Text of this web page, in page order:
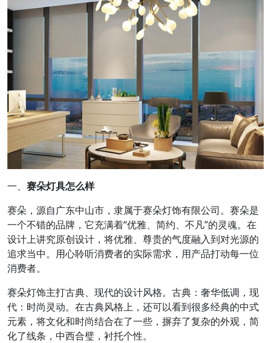
一、 赛朵灯具怎么样
赛朵，源自广东中山市，隶属于赛朵灯饰有限公司。赛朵是
一个不错的品牌，它充满着“优雅、简约、不凡”的灵魂。在
设计上讲究原创设计，将优雅、尊贵的气度融入到对光源的
追求当中。用心聆听消费者的实际需求，用产品打动每一位
消费者。
赛朵灯饰主打古典、现代的设计风格。古典：奢华低调，现
代：时尚灵动。在古典风格上，还可以看到很多经典的中式
元素，将文化和时尚结合在了一些，摒弃了复杂的外观，简
化了线条，中西合璧，衬托个性。